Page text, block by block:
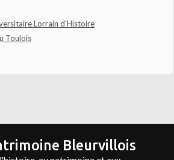
Lorrain d'Histoire
Toulois
Bleurvillois